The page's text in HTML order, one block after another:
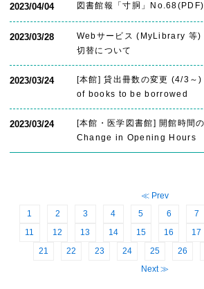
2023/04/04 図書館報「寸胴」
2023/03/28
Webサービス (MyLibrary 等)
切替について
2023/03/24
[本館] 貸出冊数の変更 (4/3
of books to be borrowed
2023/03/24
[本館・医学図書館] 開館時間
Change in Opening Hours
≪ Prev
1
2 3 4 5 6 7
11
12 13 14 15 16 17
21
22 23 24 25 26
Next ≫